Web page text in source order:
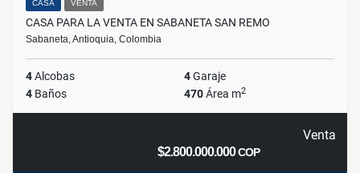
CASA VENTA
CASA PARA LA VENTA EN SABANETA SAN REMO
Sabaneta, Antioquia, Colombia
4Alcobas 4Garaje
4 Baños 470Área m2
Venta
$2.800.000.000COP